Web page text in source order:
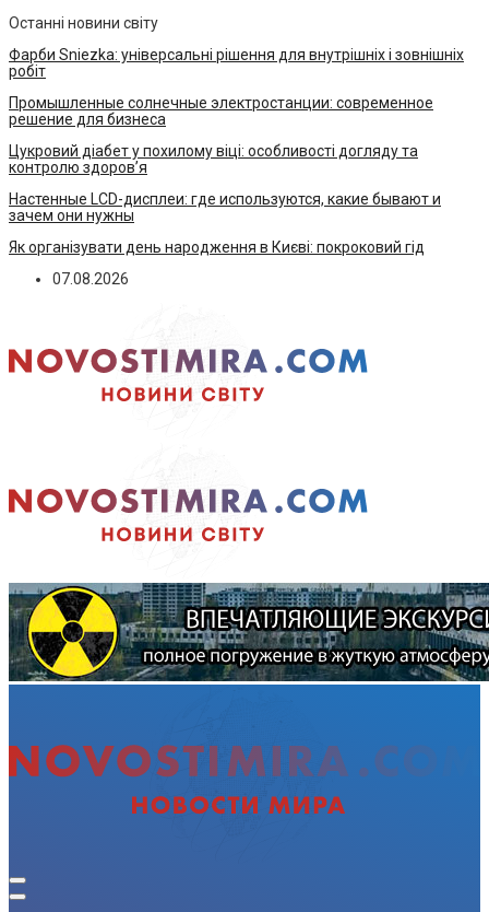
Останні новини світу
Фарби Sniezka: універсальні рішення для внутрішніх і зовнішніх
робіт
Промышленные солнечные электростанции: современное
решение для бизнеса
Цукровий діабет у похилому віці: особливості догляду та
контролю здоров’я
Настенные LCD-дисплеи: где используются, какие бывают и
зачем они нужны
Як організувати день народження в Києві: покроковий гід
07.08.2026